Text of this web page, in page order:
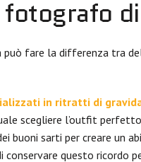
fare la differenza tra
in ritratti di
scegliere l’outfit
buoni sarti per creare un
questo ricordo